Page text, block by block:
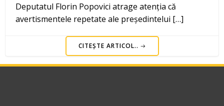
Deputatul Florin Popovici atrage atenția că
avertismentele repetate ale președintelui […]
CITEȘTE ARTICOL..